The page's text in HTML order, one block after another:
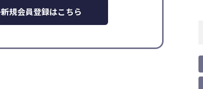
新規会員登録はこちら